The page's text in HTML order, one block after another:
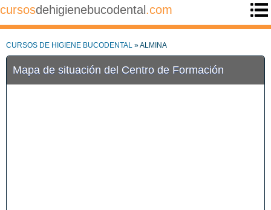
cursosdehigienebucodental .com
CURSOS DE HIGIENE BUCODENTAL » ALMINA
Mapa de situación del Centro de Formación